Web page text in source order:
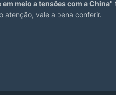
em meio a tensões com a China"
atenção, vale a pena conferir.